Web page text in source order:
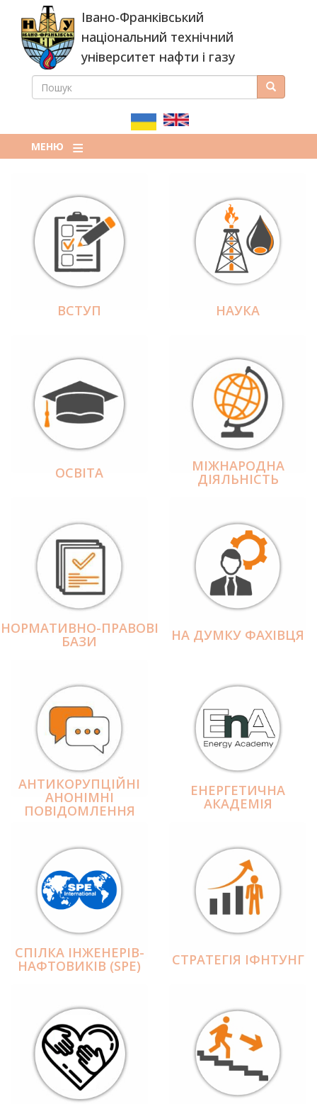
основного
вмісту
Івано-Франківський
національний технічний
університет нафти і газу
ПОШУКОВА
ПОШУК Пошук
МЕНЮ
ВСТУП НАУКА
ОСВІТА МІЖНАРОДНА
ДІЯЛЬНІCТЬ
НОРМАТИВНО-ПРАВОВІ
БАЗИ НА ДУМКУ ФАХІВЦЯ
АНТИКОРУПЦІЙНІ
АНОНІМНІ
ПОВІДОМЛЕННЯ
ЕНЕРГЕТИЧНА
АКАДЕМІЯ
СПІЛКА ІНЖЕНЕРІВ-
НАФТОВИКІВ (SPE) СТРАТЕГІЯ ІФНТУНГ